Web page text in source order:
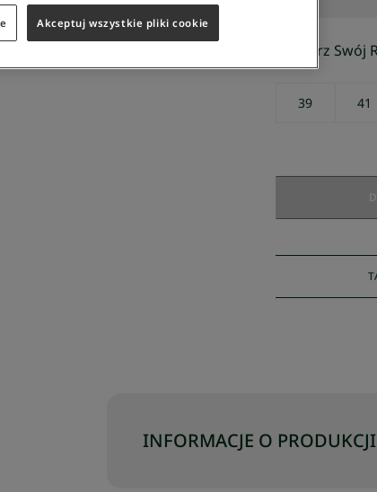
Wybierz Swój
39 41
INFORMACJE O
Akceptuj wszystkie pliki cookie